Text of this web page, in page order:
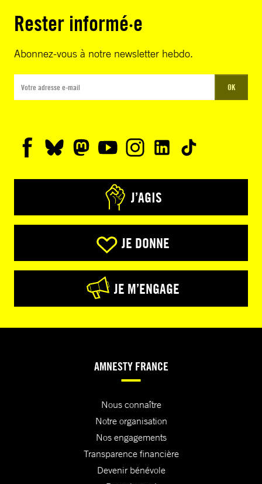
Rester informé·e
Abonnez-vous à notre newsletter hebdo.
OK
J’AGIS
JE DONNE
JE M’ENGAGE
AMNESTY FRANCE
Nous connaître
Notre organisation
Nos engagements
Transparence financière
Devenir bénévole